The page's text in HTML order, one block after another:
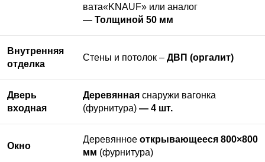
вата«KNAUF» или аналог
— Толщиной 50 мм
Внутренняя
отделка
Стены и потолок – ДВП (оргалит)
Дверь
входная
Деревянная снаружи вагонка
(фурнитура) — 4 шт.
Окно
Деревянное открывающееся 800×800
мм (фурнитура)